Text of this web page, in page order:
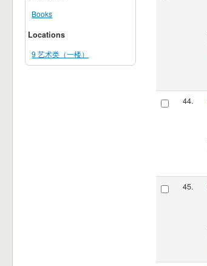
Books
Locations
9 艺术类（一楼）
44.
45.